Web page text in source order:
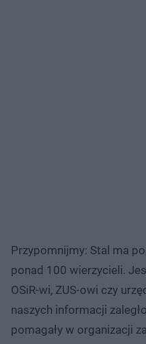
Przypomnijmy: Stal ma
ponad 100 wierzycieli.
OSiR-wi, ZUS-owi czy
naszych informacji
pomagały w organizacji